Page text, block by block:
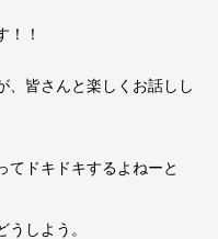
！！
、皆さんと楽しくお話しし
てドキドキするよねーと
しよう。